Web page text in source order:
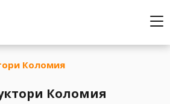
Коломия
Коломия